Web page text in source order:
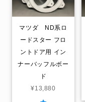
マツダ ND系ロ
ードスター フロ
ントドア用 イン
ナーバッフルボー
ド
¥13,880